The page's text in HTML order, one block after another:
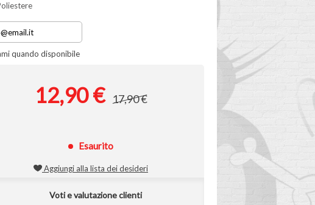
quando disponibile
12,90 € 17,90 €
Esaurito
Aggiungi alla lista dei desideri
Voti e valutazione clienti